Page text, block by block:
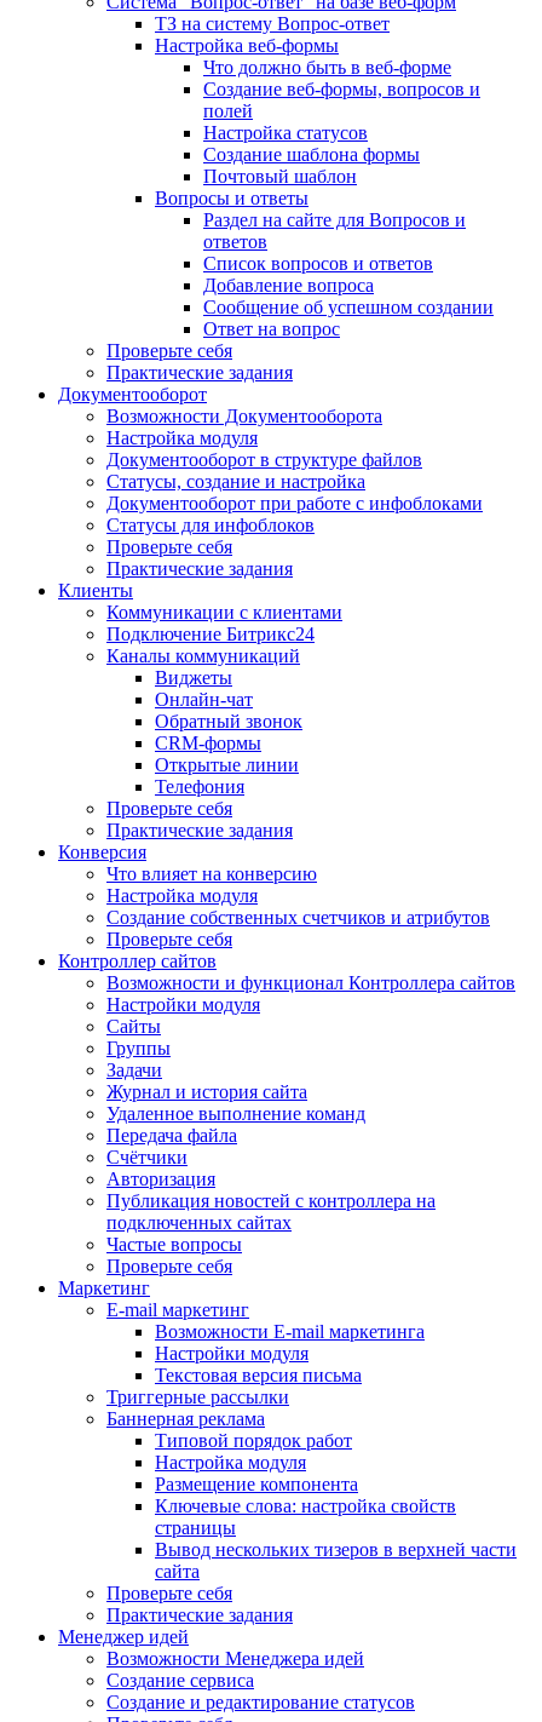
ТЗ на систему Вопрос-ответ
Настройка веб-формы
Что должно быть в веб-форме
Создание веб-формы, вопросов и
полей
Настройка статусов
Создание шаблона формы
Почтовый шаблон
Вопросы и ответы
Раздел на сайте для Вопросов и
ответов
Список вопросов и ответов
Добавление вопроса
Сообщение об успешном создании
Ответ на вопрос
Проверьте себя
Практические задания
Документооборот
Возможности Документооборота
Настройка модуля
Документооборот в структуре файлов
Статусы, создание и настройка
Документооборот при работе с инфоблоками
Статусы для инфоблоков
Проверьте себя
Практические задания
Клиенты
Коммуникации с клиентами
Подключение Битрикс24
Каналы коммуникаций
Виджеты
Онлайн-чат
Обратный звонок
CRM-формы
Открытые линии
Телефония
Проверьте себя
Практические задания
Конверсия
Что влияет на конверсию
Настройка модуля
Создание собственных счетчиков и атрибутов
Проверьте себя
Контроллер сайтов
Возможности и функционал Контроллера сайтов
Настройки модуля
Сайты
Группы
Задачи
Журнал и история сайта
Удаленное выполнение команд
Передача файла
Счётчики
Авторизация
Публикация новостей с контроллера на
подключенных сайтах
Частые вопросы
Проверьте себя
Маркетинг
E-mail маркетинг
Возможности E-mail маркетинга
Настройки модуля
Текстовая версия письма
Триггерные рассылки
Баннерная реклама
Типовой порядок работ
Настройка модуля
Размещение компонента
Ключевые слова: настройка свойств
страницы
Вывод нескольких тизеров в верхней части
сайта
Проверьте себя
Практические задания
Менеджер идей
Возможности Менеджера идей
Создание сервиса
Создание и редактирование статусов